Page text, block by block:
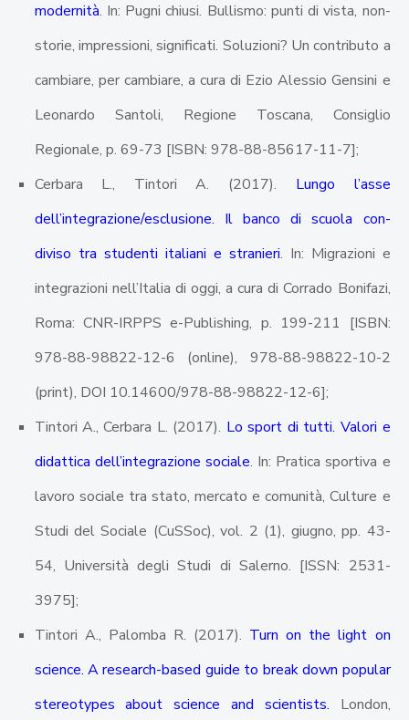
modernità. In: Pugni chiusi. Bullismo: punti di vista, non-
storie, impressioni, significati. Soluzioni? Un contributo a
cambiare, per cambiare, a cura di Ezio Alessio Gensini e
Leonardo Santoli, Regione Toscana, Consiglio
Regionale, p. 69-73 [ISBN: 978-88-85617-11-7];
Cerbara L., Tintori A. (2017). Lungo l’asse
dell’integrazione/esclusione. Il banco di scuola con-
diviso tra studenti italiani e stranieri. In: Migrazioni e
integrazioni nell’Italia di oggi, a cura di Corrado Bonifazi,
Roma: CNR-IRPPS e-Publishing, p. 199-211 [ISBN:
978-88-98822-12-6 (online), 978-88-98822-10-2
(print), DOI 10.14600/978-88-98822-12-6];
Tintori A., Cerbara L. (2017). Lo sport di tutti. Valori e
didattica dell’integrazione sociale. In: Pratica sportiva e
lavoro sociale tra stato, mercato e comunità, Culture e
Studi del Sociale (CuSSoc), vol. 2 (1), giugno, pp. 43-
54, Università degli Studi di Salerno. [ISSN: 2531-
3975];
Tintori A., Palomba R. (2017). Turn on the light on
science. A research-based guide to break down popular
stereotypes about science and scientists. London,